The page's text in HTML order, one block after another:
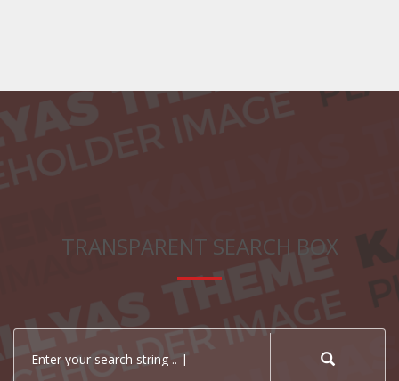
TRANSPARENT SEARCH BOX
Enter your search string ..